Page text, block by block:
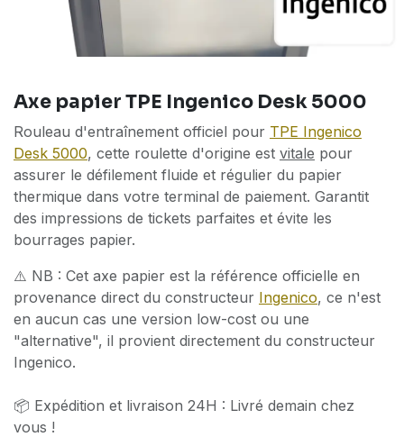
Axe papier TPE Ingenico Desk 5000
Rouleau d'entraînement officiel pour TPE Ingenico
Desk 5000, cette roulette d'origine est vitale pour
assurer le défilement fluide et régulier du papier
thermique dans votre terminal de paiement. Garantit
des impressions de tickets parfaites et évite les
bourrages papier.
⚠️ NB : Cet axe papier est la référence officielle en
provenance direct du constructeur Ingenico, ce n'est
en aucun cas une version low-cost ou une
"alternative", il provient directement du constructeur
Ingenico.
📦 Expédition et livraison 24H : Livré demain chez
vous !